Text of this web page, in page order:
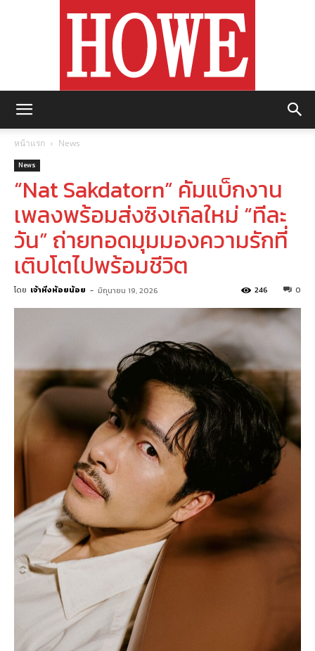
หน้าแรก News
News
“Nat Sakdatorn” คัมแบ็กงาน
เพลงพร้อมส่งซิงเกิลใหม่ “ทีละ
วัน” ถ่ายทอดมุมมองความรักที่
เติบโตไปพร้อมชีวิต
โดย เจ้าหิ่งห้อยน้อย - มิถุนายน 19, 2026 0
246